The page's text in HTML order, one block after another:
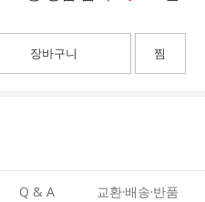
장바구니 찜
Q & A 교환·배송·반품